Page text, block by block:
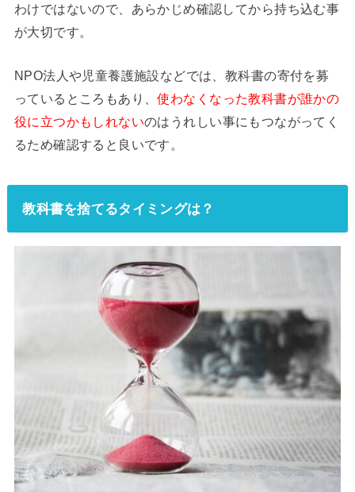
わけではないので、あらかじめ確認してから持ち込む事
が大切です。
NPO法人や児童養護施設などでは、教科書の寄付を募
っているところもあり、使わなくなった教科書が誰かの
役に立つかもしれないのはうれしい事にもつながってく
るため確認すると良いです。
教科書を捨てるタイミングは？